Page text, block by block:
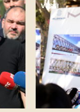
VESTI